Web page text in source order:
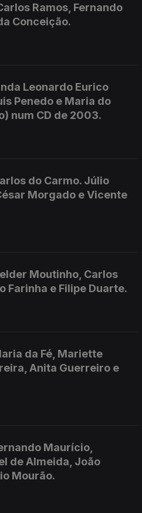
Ramos, Fernando
Conceição.
Leonardo Eurico
Penedo e Maria do
num CD de 2003.
do Carmo. Júlio
Morgado e Vicente
Moutinho, Carlos
Farinha e Filipe Duarte.
da Fé, Mariette
Anita Guerreiro e
Maurício,
de Almeida, João
Mourão.